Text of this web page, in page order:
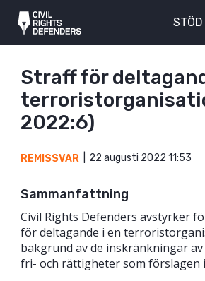
STÖD
Straff för
2022:6)
REMISSVAR 22 augusti 2022 11:53
Sammanfattning
Civil Rights Defenders avstyrker
för deltagande i en
bakgrund av de inskränkningar
fri- och rättigheter som förslagen